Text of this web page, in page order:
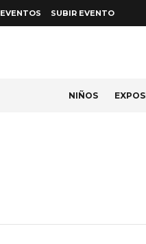
SUBIR EVENTO
NIÑOS